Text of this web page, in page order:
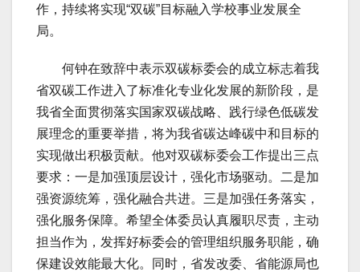
作，持续将实现“双碳”目标融入学校事业发展全
局。
何钟在致辞中表示双碳标委会的成立标志着我
省双碳工作进入了标准化专业化发展的新阶段，是
我省全面贯彻落实国家双碳战略、践行绿色低碳发
展理念的重要举措，将为我省碳达峰碳中和目标的
实现做出积极贡献。他对双碳标委会工作提出三点
要求：一是加强顶层设计，强化市场驱动。二是加
强资源统筹，强化融合共进。三是加强任务落实，
强化服务保障。希望全体委员认真履职尽责，主动
担当作为，发挥好标委会的管理组织服务职能，确
保建设效能最大化。同时，省发改委、省能源局也